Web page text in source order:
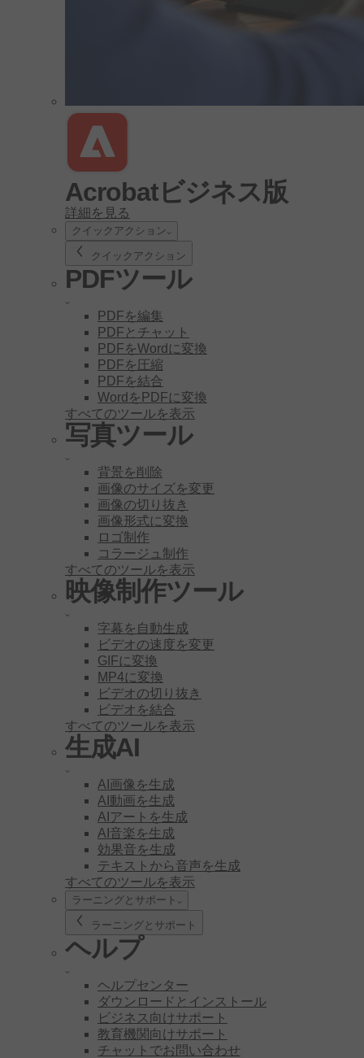
Acrobatビジネス版
詳細を見る
クイックアクション
クイックアクション
PDFツール
PDFを編集
PDFとチャット
PDFをWordに変換
PDFを圧縮
PDFを結合
WordをPDFに変換
すべてのツールを表示
写真ツール
背景を削除
画像のサイズを変更
画像の切り抜き
画像形式に変換
ロゴ制作
コラージュ制作
すべてのツールを表示
映像制作ツール
字幕を自動生成
ビデオの速度を変更
GIFに変換
MP4に変換
ビデオの切り抜き
ビデオを結合
すべてのツールを表示
生成AI
AI画像を生成
AI動画を生成
AIアートを生成
AI音楽を生成
効果音を生成
テキストから音声を生成
すべてのツールを表示
ラーニングとサポート
ラーニングとサポート
ヘルプ
ヘルプセンター
ダウンロードとインストール
ビジネス向けサポート
教育機関向けサポート
チャットでお問い合わせ